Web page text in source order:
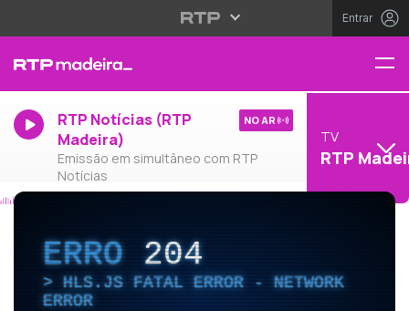
Entrar
RTP Notícias (RTP
Madeira)
Emissão em simultâneo com RTP
Notícias
NO AR
TV
RTP
ERRO204
HLS.JS FATAL ERROR - NETWORK
ERROR